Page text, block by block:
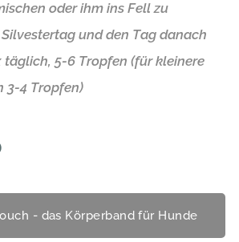
oder ihm ins Fell zu
und den Tag danach
täglich, 5-6 Tropfen (für kleinere
3-4 Tropfen)
- das Körperband für Hunde